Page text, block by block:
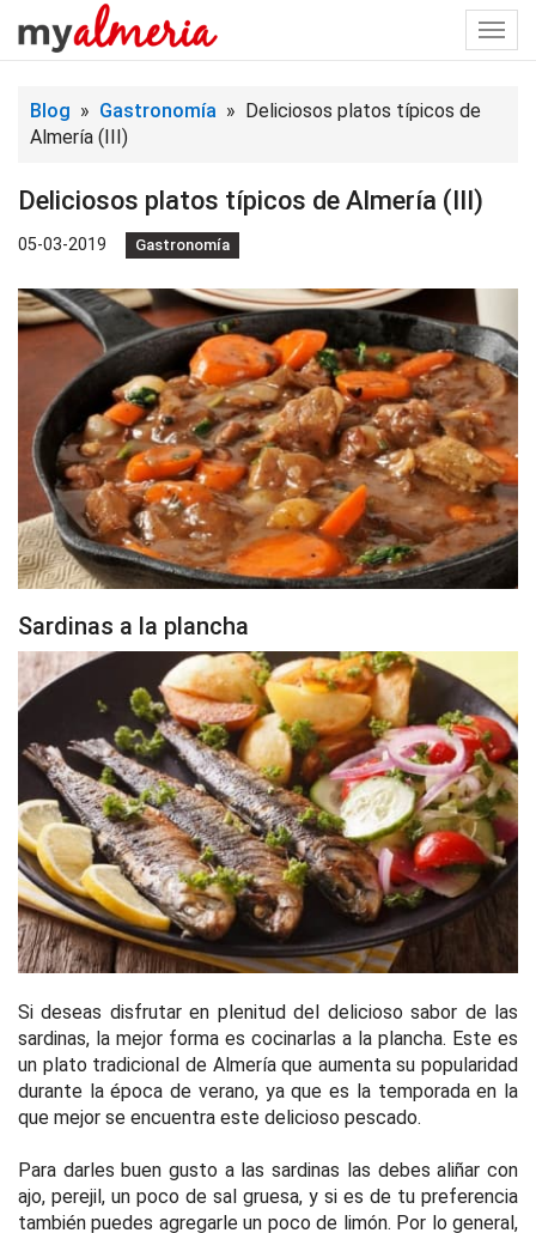
Blog » Gastronomía » Deliciosos platos típicos de
Almería (III)
Deliciosos platos típicos de Almería (III)
05-03-2019 Gastronomía
Sardinas a la plancha
Si deseas disfrutar en plenitud del delicioso sabor de las
sardinas, la mejor forma es cocinarlas a la plancha. Este es
un plato tradicional de Almería que aumenta su popularidad
durante la época de verano, ya que es la temporada en la
que mejor se encuentra este delicioso pescado.
Para darles buen gusto a las sardinas las debes aliñar con
ajo, perejil, un poco de sal gruesa, y si es de tu preferencia
también puedes agregarle un poco de limón. Por lo general,